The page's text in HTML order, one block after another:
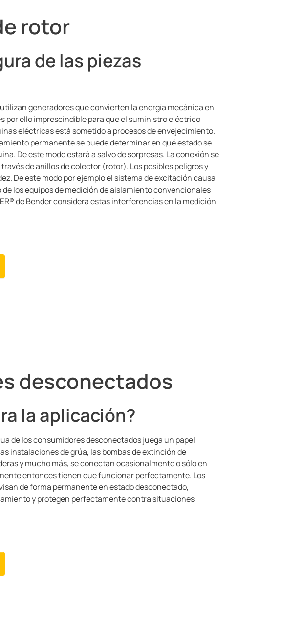
rotor
de las piezas
generadores que convierten la energía mecánica en
por ello imprescindible para que el suministro eléctrico
eléctricas está sometido a procesos de envejecimiento.
permanente se puede determinar en qué estado se
De este modo estará a salvo de sorpresas. La conexión se
de anillos de colector (rotor). Los posibles peligros y
De este modo por ejemplo el sistema de excitación causa
los equipos de medición de aislamiento convencionales
de Bender considera estas interferencias en la medición
desconectados
la aplicación?
de los consumidores desconectados juega un papel
instalaciones de grúa, las bombas de extinción de
y mucho más, se conectan ocasionalmente o sólo en
entonces tienen que funcionar perfectamente. Los
de forma permanente en estado desconectado,
y protegen perfectamente contra situaciones